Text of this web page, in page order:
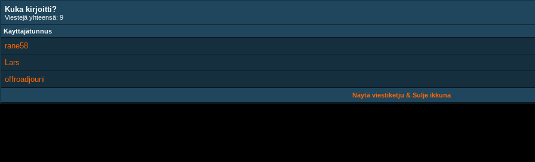
Kuka kirjoitti?
Viestejä yhteensä: 9
Käyttäjätunnus
rane58
Lars
offroadjouni
Näytä viestiketju & Sulje ikkuna